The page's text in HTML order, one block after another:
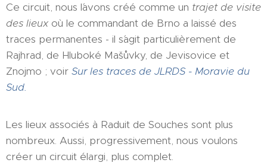
Ce circuit, nous l´avons créé comme un trajet de visite
des lieux où le commandant de Brno a laissé des
traces permanentes - il s´agit particulièrement de
Rajhrad, de Hluboké Mašůvky, de Jevisovice et
Znojmo ; voir Sur les traces de JLRDS - Moravie du
Sud.
Les lieux associés à Raduit de Souches sont plus
nombreux. Aussi, progressivement, nous voulons
créer un circuit élargi, plus complet.